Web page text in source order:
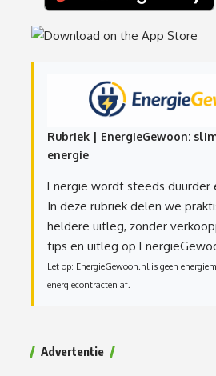
Rubriek | EnergieGewoon:
energie
Energie wordt steeds duurder
In deze rubriek delen we
heldere uitleg, zonder
tips en uitleg op
Let op: EnergieGewoon.nl is geen
energiecontracten af.
Advertentie